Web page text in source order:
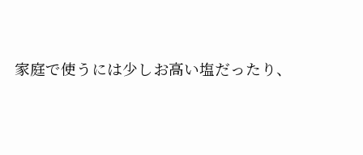
家庭で使うには少しお高い塩だったり、